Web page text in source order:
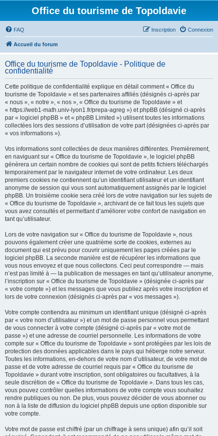
Office du tourisme de Topoldavie
FAQ Connexion
Inscription
Accueil du forum
Office du tourisme de Topoldavie - Politique de
confidentialité
Cette politique de confidentialité explique en détail comment « Office du
tourisme de Topoldavie » et ses partenaires affiliés (désignés ci-après par
« nous », « notre », « nos », « Office du tourisme de Topoldavie » et
« https://web1-math.univ-lyon1.fr/prepa-agreg ») et phpBB (désigné ci-après
par « logiciel phpBB » et « phpBB Limited ») utilisent toutes les informations
collectées lors des sessions d’utilisation de votre part (désignées ci-après par
« vos informations »).
Vos informations sont collectées de deux manières différentes. Premièrement,
en naviguant sur « Office du tourisme de Topoldavie », le logiciel phpBB
génèrera un certain nombre de cookies qui sont de petits fichiers téléchargés
temporairement par le navigateur internet de votre ordinateur. Les deux
premiers cookies ne contiennent qu’un identifiant utilisateur et un identifiant
anonyme de session qui vous sont automatiquement assignés par le logiciel
phpBB. Un troisième cookie sera créé lors de votre navigation sur les sujets de
« Office du tourisme de Topoldavie », archivant de ce fait tous les sujets que
vous avez consultés et permettant d’améliorer votre confort de navigation en
tant qu’utilisateur.
Lors de votre navigation sur « Office du tourisme de Topoldavie », nous
pouvons également créer une quatrième sorte de cookies, externes au
document qui est prévu pour couvrir uniquement les pages créées par le
logiciel phpBB. La seconde manière est de récupérer les informations que
vous nous envoyez et que nous collectons. Ceci peut correspondre — mais
n’est pas limité à — la publication de messages en tant qu’utilisateur anonyme,
l’inscription sur « Office du tourisme de Topoldavie » (désignée ci-après par
« votre compte ») et les messages que vous publiez après votre inscription et
lors de votre connexion (désignés ci-après par « vos messages »).
Votre compte contiendra au minimum un identifiant unique (désigné ci-après
par « votre nom d’utilisateur ») et un mot de passe personnel vous permettant
de vous connecter à votre compte (désigné ci-après par « votre mot de
passe ») et une adresse de courriel personnelle. Les informations de votre
compte sur « Office du tourisme de Topoldavie » sont protégées par les lois de
protection des données applicables dans le pays qui héberge notre serveur.
Toutes les informations, en-dehors de votre nom d’utilisateur, de votre mot de
passe et de votre adresse de courriel requis par « Office du tourisme de
Topoldavie » durant votre inscription, sont obligatoires ou facultatives, à la
seule discrétion de « Office du tourisme de Topoldavie ». Dans tous les cas,
vous pouvez contrôler quelles informations de votre compte vous souhaitez
rendre publiques ou non. De plus, vous pouvez décider de vous abonner ou
non à la liste de diffusion du logiciel phpBB depuis une option disponible sur
votre compte.
Votre mot de passe est chiffré (par un chiffrage à sens unique) afin qu’il soit